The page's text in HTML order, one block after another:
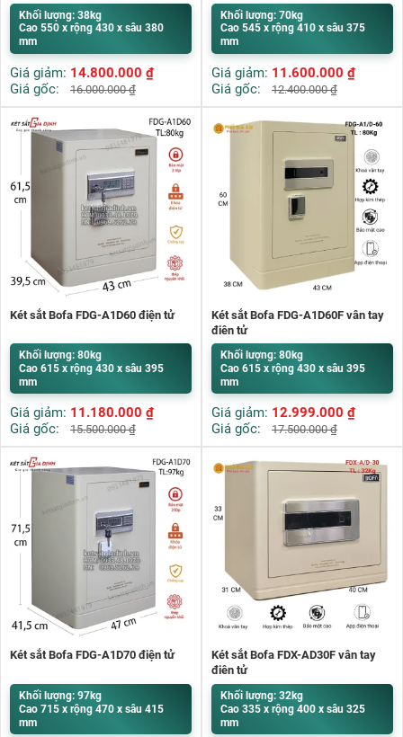
quản lý bằng điện thoại.
Khối lượng: 38kg
Cao 550 x rộng 430 x sâu 380
mm
Giá giảm: 14.800.000 ₫
Giá gốc:
16.000.000₫
Khối lượng: 70kg
Cao 545 x rộng 410 x sâu 375
mm
Giá giảm: 11.600.000 ₫
Giá gốc:
12.400.000₫
Két sắt Bofa FDG-A1D60 điện tử
Khối lượng: 80kg
Cao 615 x rộng 430 x sâu 395
mm
Giá giảm: 11.180.000 ₫
Giá gốc:
15.500.000₫
Két sắt Bofa FDG-A1D60F vân tay
điện tử
Khối lượng: 80kg
Cao 615 x rộng 430 x sâu 395
mm
Giá giảm: 12.999.000 ₫
Giá gốc:
17.500.000₫
Két sắt Bofa FDG-A1D70 điện tử
Khối lượng: 97kg
Cao 715 x rộng 470 x sâu 415
mm
Két sắt Bofa FDX-AD30F vân tay
điện tử
Khối lượng: 32kg
Cao 335 x rộng 400 x sâu 325
mm